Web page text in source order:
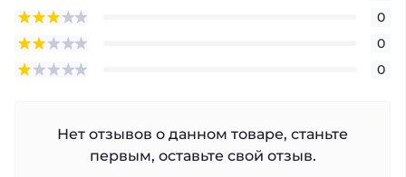
0
0
0
Нет отзывов о данном товаре, станьте
первым, оставьте свой отзыв.